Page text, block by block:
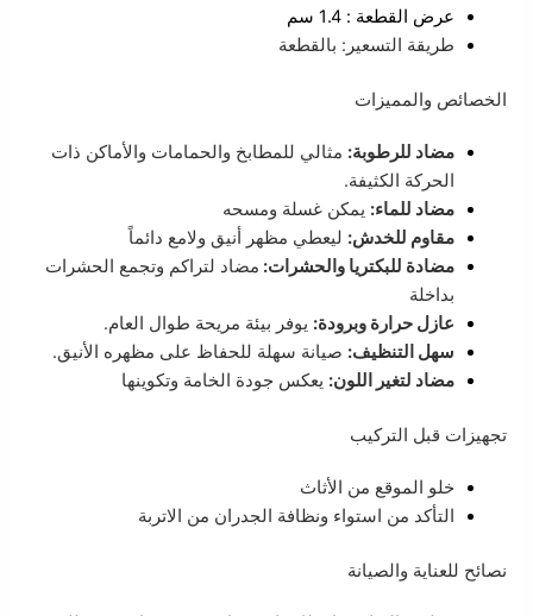
عرض القطعة : 1.4 سم
طريقة التسعير: بالقطعة
الخصائص والمميزات
مضاد للرطوبة: مثالي للمطابخ والحمامات والأماكن ذات
الحركة الكثيفة.
مضاد للماء: يمكن غسلة ومسحه
مقاوم للخدش: ليعطي مظهر أنيق ولامع دائماً
مضادة للبكتريا والحشرات: مضاد لتراكم وتجمع الحشرات
بداخلة
عازل حرارة وبرودة: يوفر بيئة مريحة طوال العام.
سهل التنظيف: صيانة سهلة للحفاظ على مظهره الأنيق.
مضاد لتغير اللون: يعكس جودة الخامة وتكوينها
تجهيزات قبل التركيب
خلو الموقع من الأثاث
التأكد من استواء ونظافة الجدران من الاتربة
نصائح للعناية والصيانة